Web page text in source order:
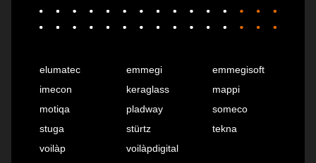
elumatec emmegi
emmegisoft
imecon
keraglass
mappi
motiqa
pladway
someco
stuga
stürtz
tekna
voilàp
voilàpdigital